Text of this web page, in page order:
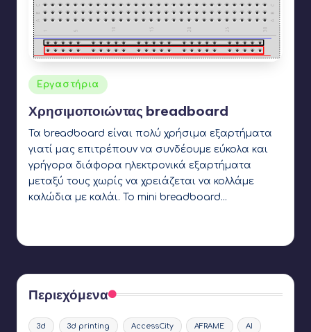
Αναρτήθηκε
σε
Εργαστήρια
Χρησιμοποιώντας breadboard
Τα breadboard είναι πολύ χρήσιμα εξαρτήματα
γιατί μας επιτρέπουν να συνδέουμε εύκολα και
γρήγορα διάφορα ηλεκτρονικά εξαρτήματα
μεταξύ τους χωρίς να χρειάζεται να κολλάμε
καλώδια με καλάι. Το mini breadboard…
Περιεχόμενα
3d 3d printing AccessCity AFRAME AI